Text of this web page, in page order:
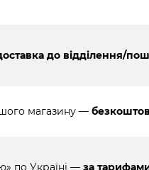
до відділення/
магазину —
по Україні — за